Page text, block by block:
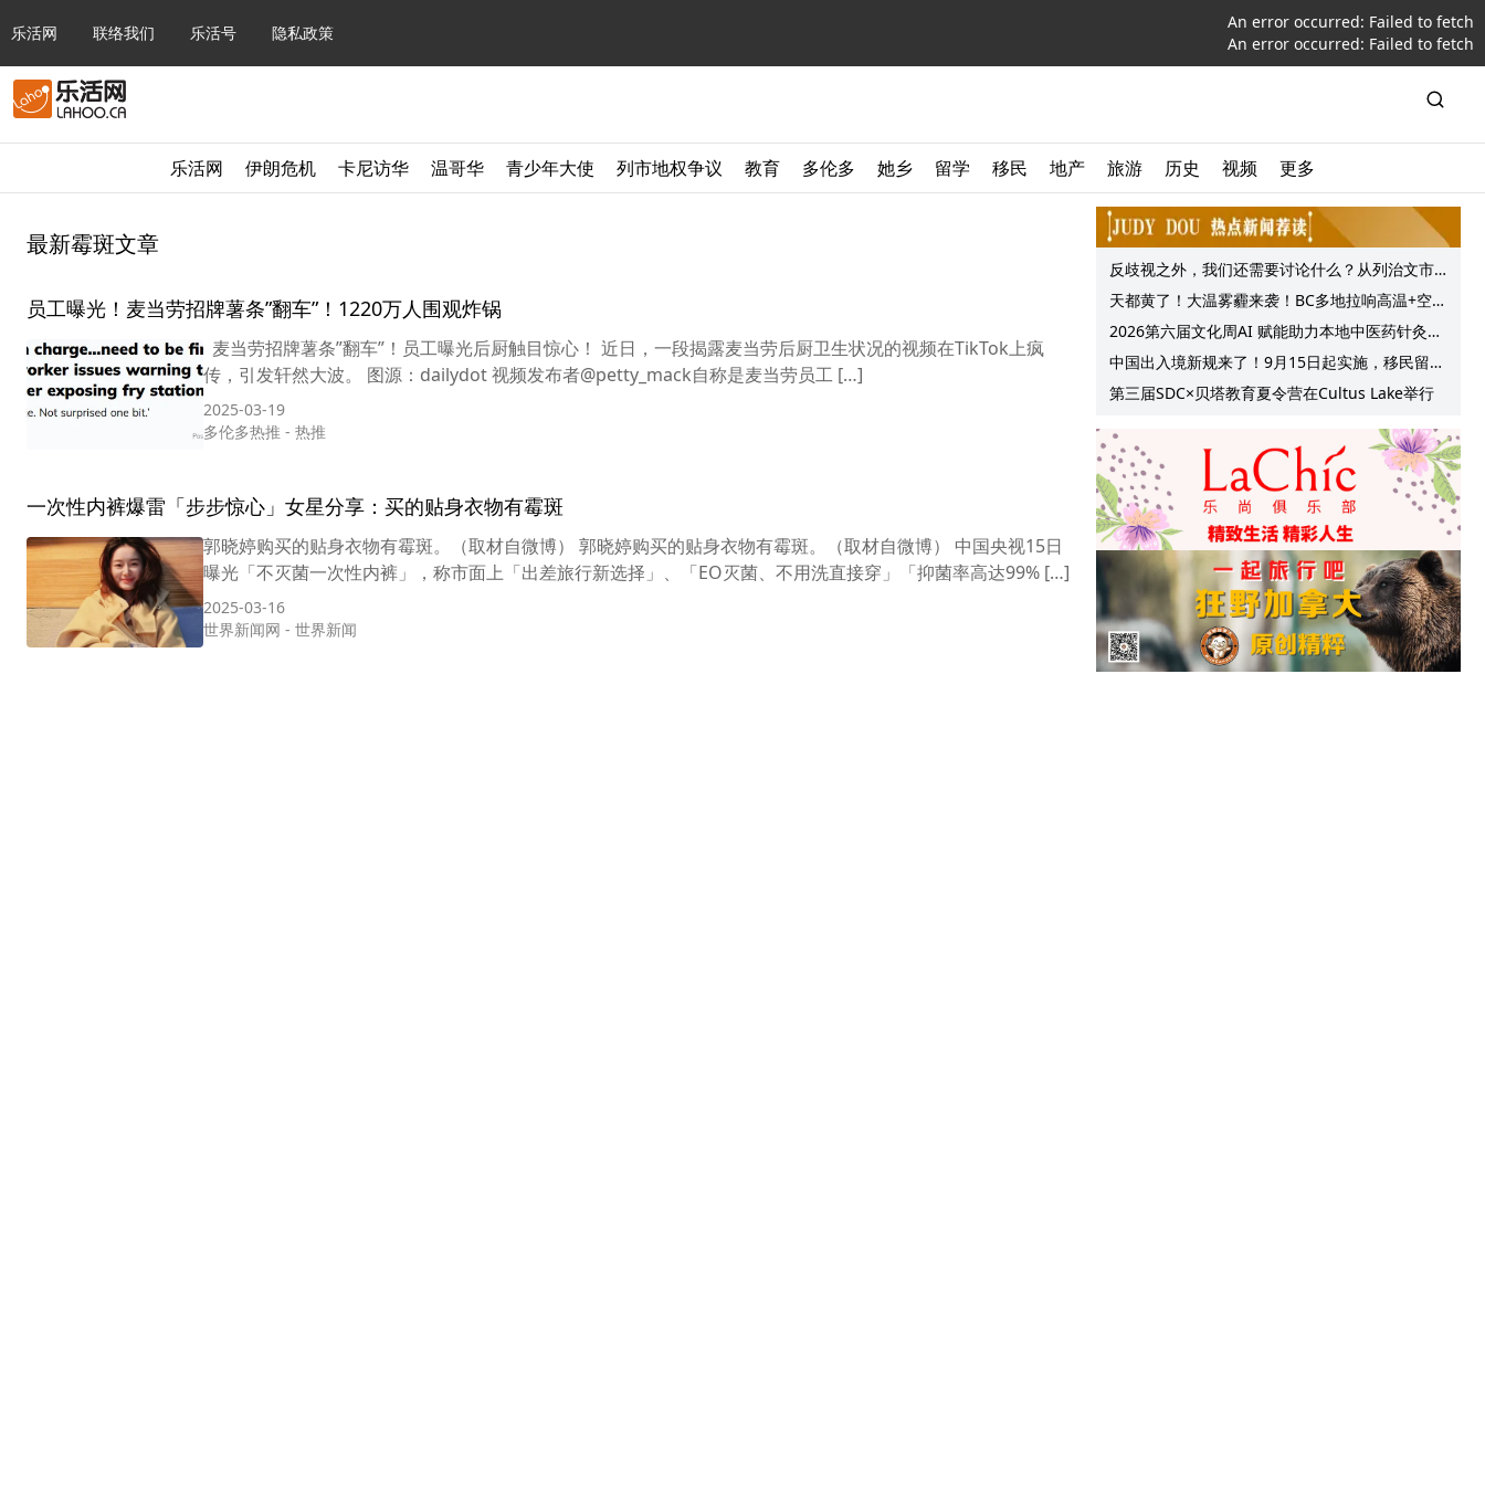
乐活网 联络我们 乐活号 隐私政策
An error occurred: Failed to fetch
An error occurred: Failed to fetch
乐活网 伊朗危机 卡尼访华 温哥华 青少年大使 列市地权争议 教育 多伦多 她乡 留学 移民 地产 旅游 历史 视频 更多
最新霉斑文章
员工曝光！麦当劳招牌薯条”翻车”！1220万人围观炸锅
麦当劳招牌薯条”翻车”！员工曝光后厨触目惊心！ 近日，一段揭露麦当劳后厨卫生状况的视频在TikTok上疯
传，引发轩然大波。 图源：dailydot 视频发布者@petty_mack自称是麦当劳员工 […]
2025-03-19
多伦多热推 - 热推
一次性内裤爆雷「步步惊心」女星分享：买的贴身衣物有霉斑
郭晓婷购买的贴身衣物有霉斑。（取材自微博） 郭晓婷购买的贴身衣物有霉斑。（取材自微博） 中国央视15日
曝光「不灭菌一次性内裤」，称市面上「出差旅行新选择」、「EO灭菌、不用洗直接穿」「抑菌率高达99% […]
2025-03-16
世界新闻网 - 世界新闻
反歧视之外，我们还需要讨论什么？从列治文市
议会一项动议谈起
天都黄了！大温雾霾来袭！BC多地拉响高温+空气
质量预警 最高可达35°C！
2026第六届文化周AI 赋能助力本地中医药针灸服
务提质升级
中国出入境新规来了！9月15日起实施，移民留学
中介迎来最强监管！
第三届SDC×贝塔教育夏令营在Cultus Lake举行